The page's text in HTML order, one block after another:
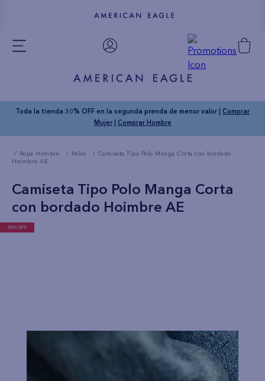
Toda la tienda 30% OFF en la segunda prenda de menor valor | Comprar
Mujer| Comprar Hombre
Ropa Hombre Polos
Camiseta Tipo Polo Manga Corta con bordado
Hoimbre AE
Camiseta Tipo Polo Manga Corta
con bordado Hoimbre AE
60% OFF